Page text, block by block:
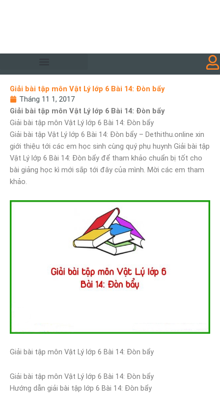
Giải bài tập môn Vật Lý lớp 6 Bài 14: Đòn bẩy
Tháng 11 1, 2017
Giải bài tập môn Vật Lý lớp 6 Bài 14: Đòn bẩy
Giải bài tập môn Vật Lý lớp 6 Bài 14: Đòn bẩy
Giải bài tập Vật Lý lớp 6 Bài 14: Đòn bẩy – Dethithu.online xin
giới thiệu tới các em học sinh cùng quý phụ huynh Giải bài tập
Vật Lý lớp 6 Bài 14: Đòn bẩy để tham khảo chuẩn bị tốt cho
bài giảng học kì mới sắp tới đây của mình. Mời các em tham
khảo.
Giải bài tập môn Vật Lý lớp 6 Bài 14: Đòn bẩy
Giải bài tập môn Vật Lý lớp 6 Bài 14: Đòn bẩy
Hướng dẫn giải bài tập lớp 6 Bài 14: Đòn bẩy